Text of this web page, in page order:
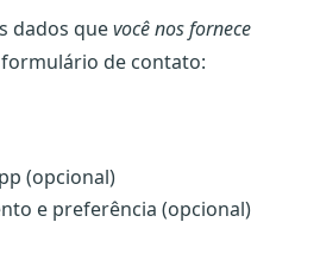
dados quevocê nos fornece
de contato:
(opcional)
e preferência (opcional)